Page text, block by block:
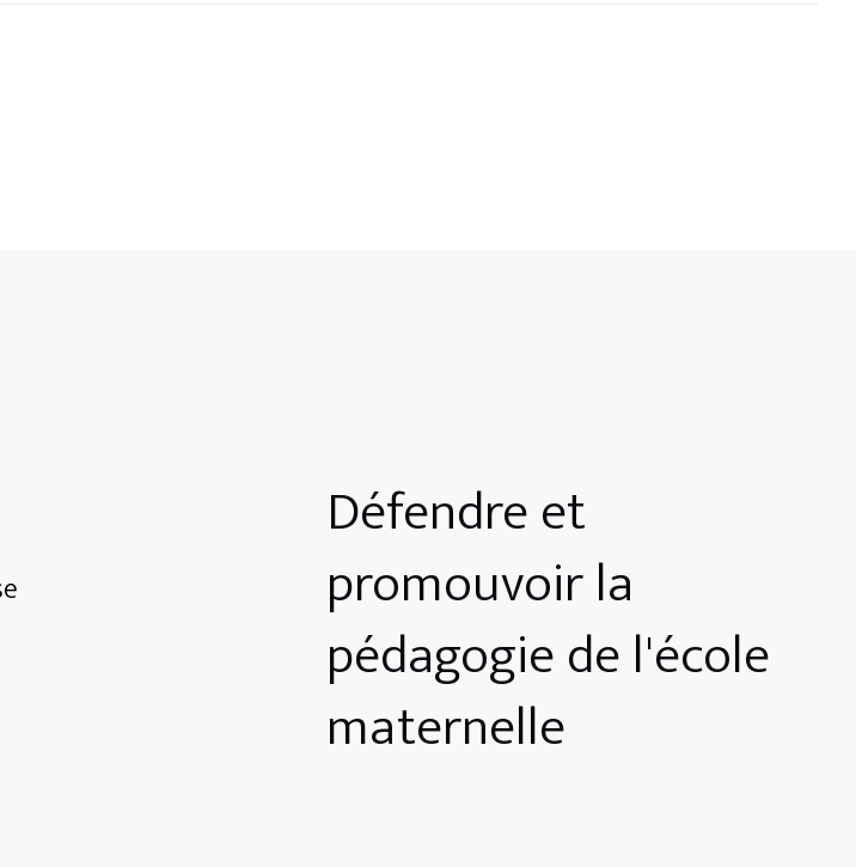
Défendre et
promouvoir la
pédagogie de l'école
maternelle